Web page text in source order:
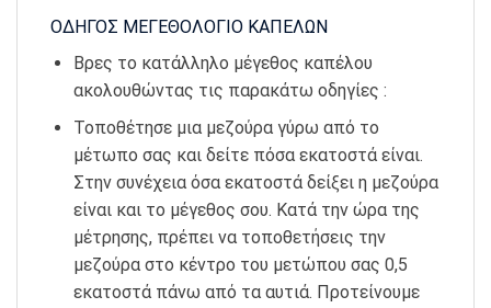
ΟΔΗΓΟΣ ΜΕΓΕΘΟΛΟΓΙΟ ΚΑΠΕΛΩΝ
Βρες το κατάλληλο μέγεθος καπέλου
ακολουθώντας τις παρακάτω οδηγίες :
Τοποθέτησε μια μεζούρα γύρω από το
μέτωπο σας και δείτε πόσα εκατοστά είναι.
Στην συνέχεια όσα εκατοστά δείξει η μεζούρα
είναι και το μέγεθος σου. Κατά την ώρα της
μέτρησης, πρέπει να τοποθετήσεις την
μεζούρα στο κέντρο του μετώπου σας 0,5
εκατοστά πάνω από τα αυτιά. Προτείνουμε